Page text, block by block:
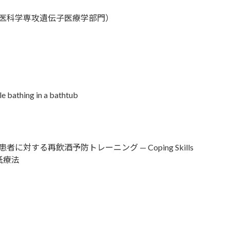
学専攻遺伝子医療学部門）
bathing in a bathtub
者に対する再飲酒予防トレーニング — Coping Skills
療法